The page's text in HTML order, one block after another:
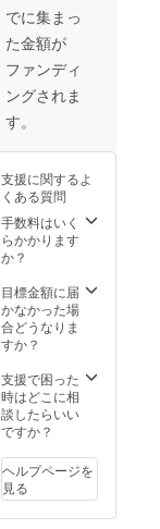
タニカ
ノンク
リーム
（6,380
円）、
フェイ
（3,410
ハーバ
ルモイ
ストハ
ンドク
円）、
ホー
リーバ
フュー
ズド
バーム
（2,750
リップ
ティッ
ク（タ
ホウ
ショ
ウ・
ティー
ツ
リー・
ジル）
マル
ジョン
（乳
液）：
（2,420
５）ク
レンジ
ングク
リー
（2,530
円）
６）プ
レミア
センス
(6,050
円）
７）プ
55,150
円相
当）
【パッ
ション
フルー
【ボタ
ンフル
セット
＆ハー
ブ茶
セッ
55,150
円相
当】 さ
らに、
だけの
プレミ
アムコ
スメ作
換券】
がつい
てお
り、ボ
でに集まっ
た金額が
ファンディ
ングされま
す。
支援に関するよ
くある質問
手数料はいく
らかかります
か？
目標金額に届
かなかった場
合どうなりま
すか？
支援で困った
時はどこに相
談したらいい
ですか？
ヘルプページを
見る